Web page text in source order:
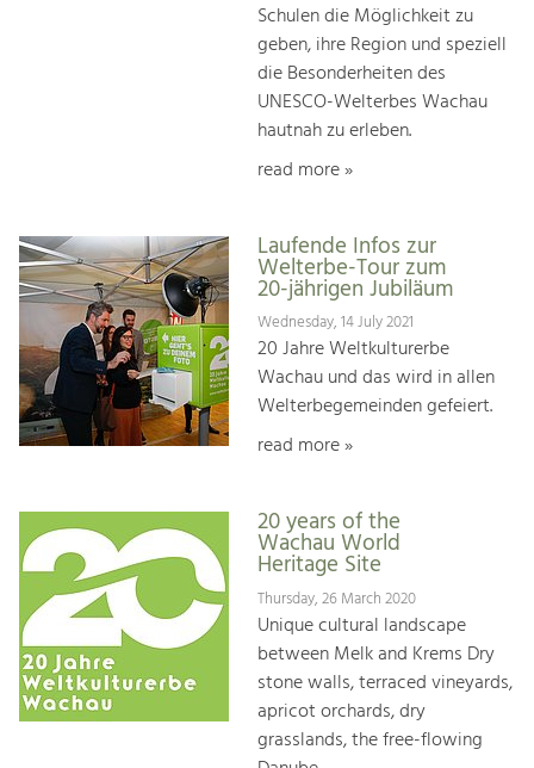
Schulen die Möglichkeit zu
geben, ihre Region und speziell
die Besonderheiten des
UNESCO-Welterbes Wachau
hautnah zu erleben.
read more »
Laufende Infos zur
Welterbe-Tour zum
20-jährigen Jubiläum
Wednesday, 14 July 2021
20 Jahre Weltkulturerbe
Wachau und das wird in allen
Welterbegemeinden gefeiert.
read more »
20 years of the
Wachau World
Heritage Site
Thursday, 26 March 2020
Unique cultural landscape
between Melk and Krems Dry
stone walls, terraced vineyards,
apricot orchards, dry
grasslands, the free-flowing